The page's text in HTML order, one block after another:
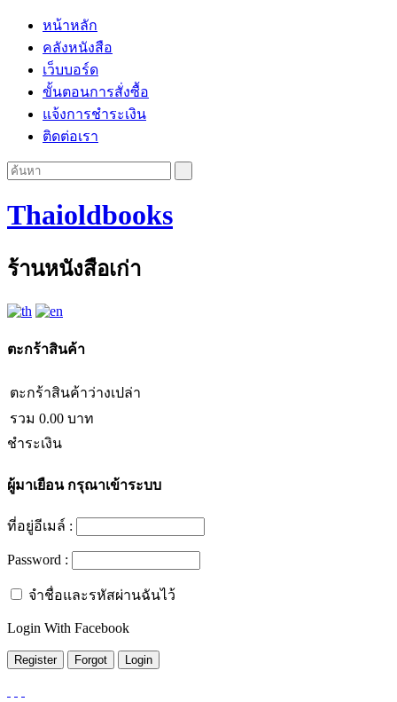
หน้าหลัก
คลังหนังสือ
เว็บบอร์ด
ขั้นตอนการสั่งซื้อ
แจ้งการชำระเงิน
ติดต่อเรา
Thaioldbooks
ร้านหนังสือเก่า
ตะกร้าสินค้า
ตะกร้าสินค้าว่างเปล่า
รวม 0.00 บาท
ชำระเงิน
ผู้มาเยือนกรุณาเข้าระบบ
ที่อยู่อีเมล์ :
Password :
จำชื่อและรหัสผ่านฉันไว้
Login With Facebook